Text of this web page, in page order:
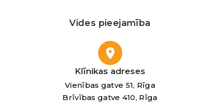
Vides pieejamība
Klīnikas adreses
Vienības gatve 51, Rīga
Brīvības gatve 410, Rīga